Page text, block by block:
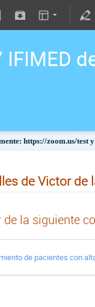
IFIMED
https://zoom.us/test
de Victor de
de la siguiente
de pacientes con